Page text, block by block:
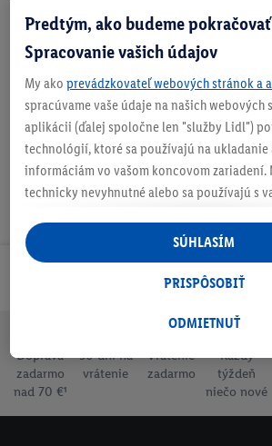
Na stiahnutie
Odoberaj
Doprava
zadarmo
nad 70 €¹
30 dní na
vrátenie
Vrátenie
zadarmo
Každý
týždeň
niečo nové
Predtým, ako budeme
Spracovanie vašich údajov
My ako prevádzkovateľ webových stránok a
spracúvame vaše údaje na našich webových
aplikácii (ďalej spoločne len "služby Lidl")
technológií, ktoré sa používajú na ukladanie
informáciám vo vašom koncovom zariadení.
technicky nevyhnutné alebo sa používajú s
personalizovanú reklamu v rámci služieb Lidl
ste účastníkom programu Lidl Plus, na tieto
aj údaje z vášho nákupného správania v
následne si vytvoríte účet Lidl Plus alebo sa
tiež vytvoriť špeciálny online identifikátor z
ktorú tam uvediete, aby sme vás mohli
ODMIETNUŤ
PRISPÔSOBIŤ
SÚHLASÍM